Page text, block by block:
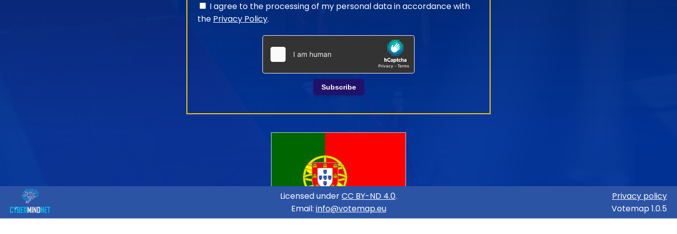
I agree to the processing of my personal data in accordance with
the Privacy Policy.
Subscribe
Licensed underCC BY-ND 4.0.
Email: info@votemap.eu
Privacy policy
Votemap 1.0.5